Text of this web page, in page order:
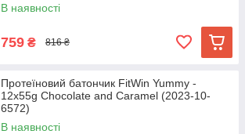
В наявності
759 ₴ 816 ₴
Протеїновий батончик FitWin Yummy -
12x55g Chocolate and Caramel (2023-10-
6572)
В наявності